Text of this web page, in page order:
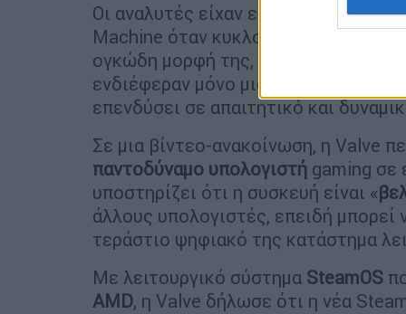
Οι αναλυτές είχαν εκφράσει
Machine όταν κυκλοφόρησε για
ογκώδη μορφή της, λέγοντας ότι η
ενδιέφεραν μόνο μια
επενδύσει σε απαιτητικό και
Σε μια βίντεο-ανακοίνωση, η Valve
παντοδύναμο υπολογιστή gaming σε
υποστηρίζει ότι η συσκευή είναι «
άλλους υπολογιστές, επειδή μπορεί
τεράστιο ψηφιακό της κατάστημα
Με λειτουργικό σύστημα SteamOS
AMD, η Valve δήλωσε ότι η νέα